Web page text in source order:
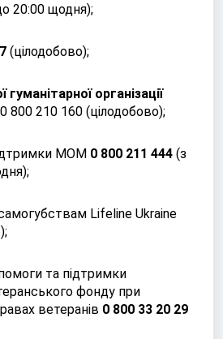
20:00 щодня);
(цілодобово);
гуманітарної організації
0 800 210 160 (цілодобово);
МОМ 0 800 211 444 (з
самогубствам Lifeline Ukraine
та підтримки
фонду при
ветеранів 0 800 33 20 29